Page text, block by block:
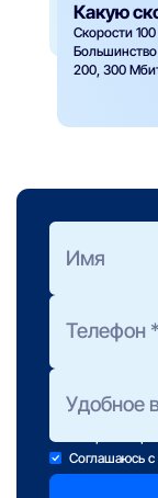
Какую
Скорости
200, 300
на
Соглашаюсь
Если свою